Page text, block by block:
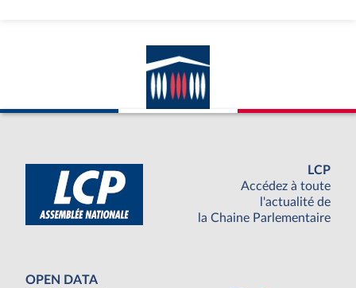
LCP
Accédez à toute
l'actualité de
la Chaine Parlementaire
OPEN DATA